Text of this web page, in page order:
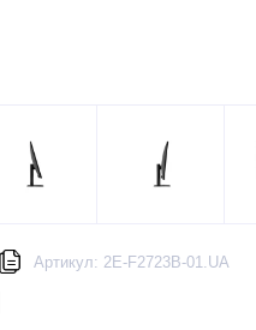
Артикул: 2E-F2723B-01.UA